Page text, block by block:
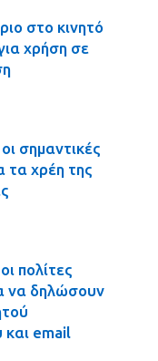
στο κινητό
χρήση σε
σημαντικές
τα χρέη της
πολίτες
να δηλώσουν
email